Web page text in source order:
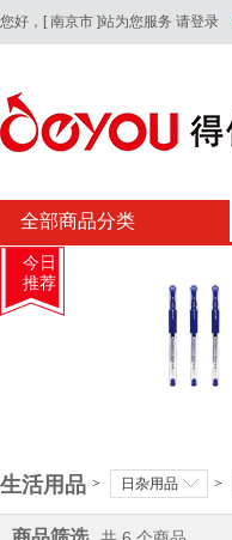
您好， [ 南京市 ]站为您服务 请登录
全部商品分类
今日
推荐
生活用品 > 日杂用品 >